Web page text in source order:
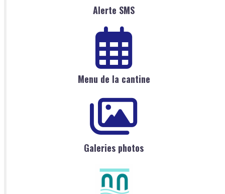
Alerte SMS
Menu de la cantine
Galeries photos